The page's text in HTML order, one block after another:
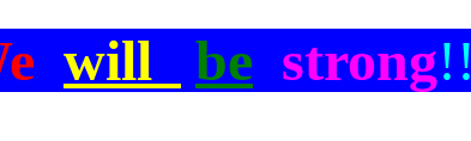
will be strong